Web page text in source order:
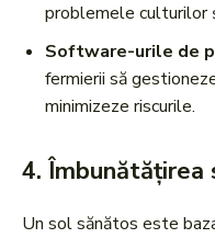
problemele culturilor
Software-urile de
fermierii să
minimizeze riscurile.
4.Îmbunătățirea
Un sol sănătos este